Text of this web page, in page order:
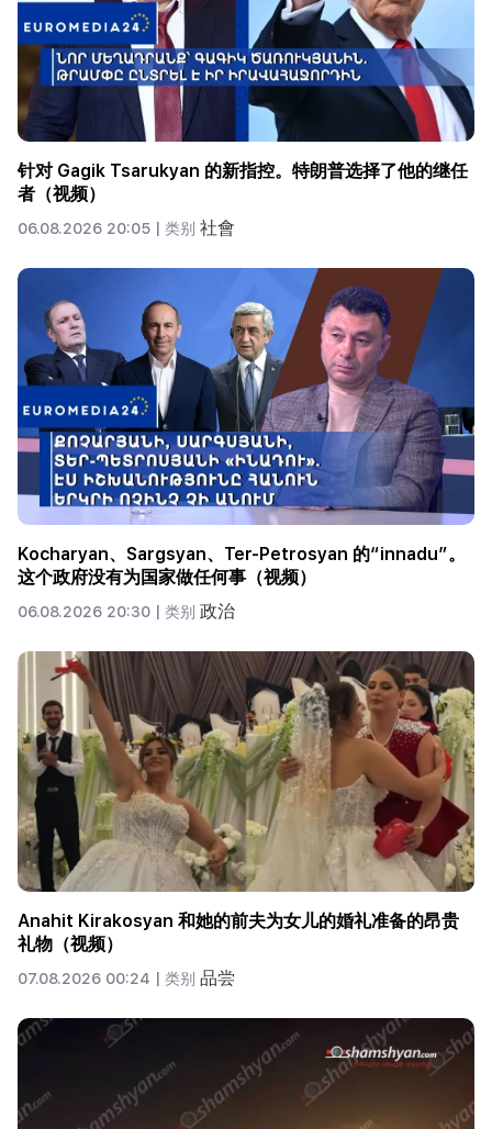
针对 Gagik Tsarukyan 的新指控。特朗普选择了他的继任
者（视频）
06.08.2026 20:05 | 类别 社會
Kocharyan、Sargsyan、Ter-Petrosyan 的“innadu”。
这个政府没有为国家做任何事（视频）
06.08.2026 20:30 | 类别 政治
Anahit Kirakosyan 和她的前夫为女儿的婚礼准备的昂贵
礼物（视频）
07.08.2026 00:24 | 类别 品尝